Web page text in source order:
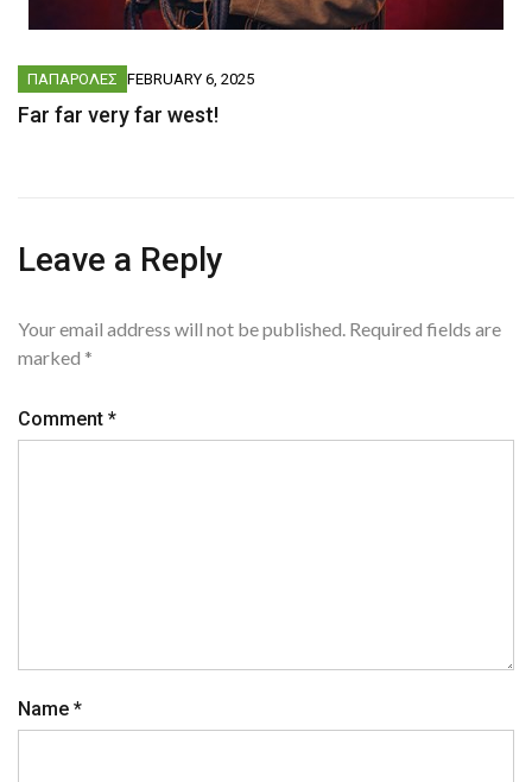
ΠΑΠΑΡΟΛΕΣ FEBRUARY 6, 2025
Far far very far west!
Leave a Reply
Your email address will not be published. Required fields are
marked *
Comment *
Name *